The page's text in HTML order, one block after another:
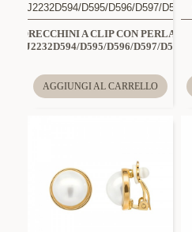
QJ2232D594/D595/D596/D597/D598
ORECCHINI A CLIP CON PERLA -
QJ2232D594/D595/D596/D597/D598
AGGIUNGI AL CARRELLO